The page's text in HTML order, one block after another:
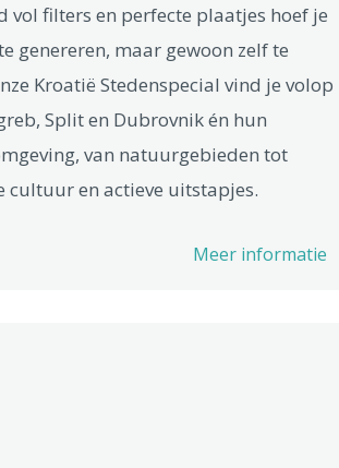
vol filters en perfecte plaatjes hoef je
genereren, maar gewoon zelf te
Kroatië Stedenspecial vind je volop
Split en Dubrovnik én hun
van natuurgebieden tot
cultuur en actieve uitstapjes.
Meer informatie